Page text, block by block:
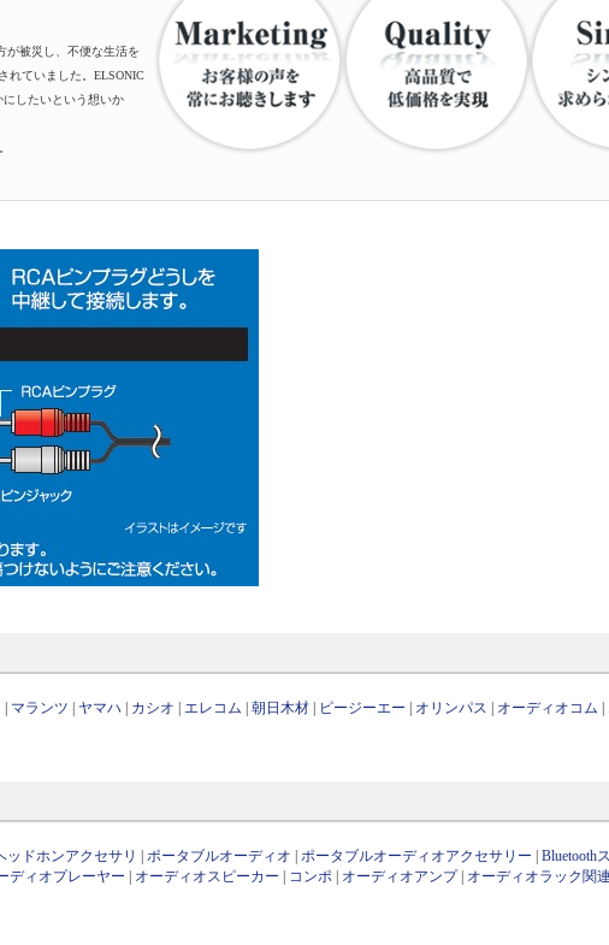
が被災し、不便な生活を
れていました。ELSONIC
したいという想いか
マランツ ヤマハ カシオ エレコム |朝日木材 ピージーエー オリンパス オーディオコム
ッドホンアクセサリ |ポータブルオーディオ |ポータブルオーディオアクセサリー |Bluetooth
ディオプレーヤー オーディオスピーカー コンポ オーディオアンプ| オーディオラック関連